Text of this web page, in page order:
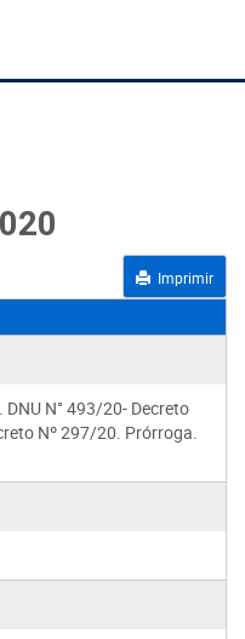
Imprimir
N° 493/20- Decreto
Nº 297/20. Prórroga.